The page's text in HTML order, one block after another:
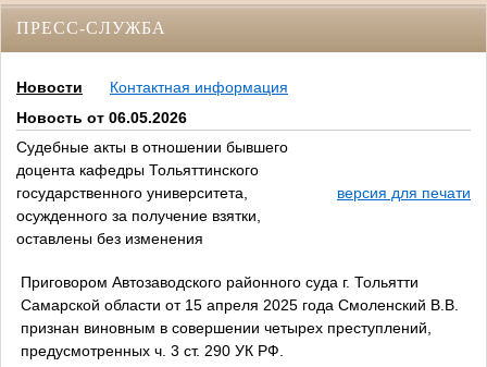
ПРЕСС-СЛУЖБА
Новости
Контактная информация
Новость от 06.05.2026
Судебные акты в отношении бывшего
доцента кафедры Тольяттинского
государственного университета,
осужденного за получение взятки,
оставлены без изменения
версия для печати
Приговором Автозаводского районного суда г. Тольятти
Самарской области от 15 апреля 2025 года Смоленский В.В.
признан виновным в совершении четырех преступлений,
предусмотренных ч. 3 ст. 290 УК РФ.